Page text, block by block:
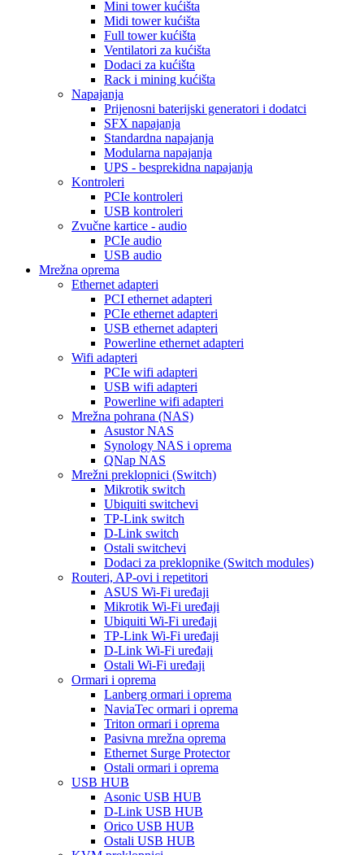
Mini tower kućišta
Midi tower kućišta
Full tower kućišta
Ventilatori za kućišta
Dodaci za kućišta
Rack i mining kućišta
Napajanja
Prijenosni baterijski generatori i dodatci
SFX napajanja
Standardna napajanja
Modularna napajanja
UPS - besprekidna napajanja
Kontroleri
PCIe kontroleri
USB kontroleri
Zvučne kartice - audio
PCIe audio
USB audio
Mrežna oprema
Ethernet adapteri
PCI ethernet adapteri
PCIe ethernet adapteri
USB ethernet adapteri
Powerline ethernet adapteri
Wifi adapteri
PCIe wifi adapteri
USB wifi adapteri
Powerline wifi adapteri
Mrežna pohrana (NAS)
Asustor NAS
Synology NAS i oprema
QNap NAS
Mrežni preklopnici (Switch)
Mikrotik switch
Ubiquiti switchevi
TP-Link switch
D-Link switch
Ostali switchevi
Dodaci za preklopnike (Switch modules)
Routeri, AP-ovi i repetitori
ASUS Wi-Fi uređaji
Mikrotik Wi-Fi uređaji
Ubiquiti Wi-Fi uređaji
TP-Link Wi-Fi uređaji
D-Link Wi-Fi uređaji
Ostali Wi-Fi uređaji
Ormari i oprema
Lanberg ormari i oprema
NaviaTec ormari i oprema
Triton ormari i oprema
Pasivna mrežna oprema
Ethernet Surge Protector
Ostali ormari i oprema
USB HUB
Asonic USB HUB
D-Link USB HUB
Orico USB HUB
Ostali USB HUB